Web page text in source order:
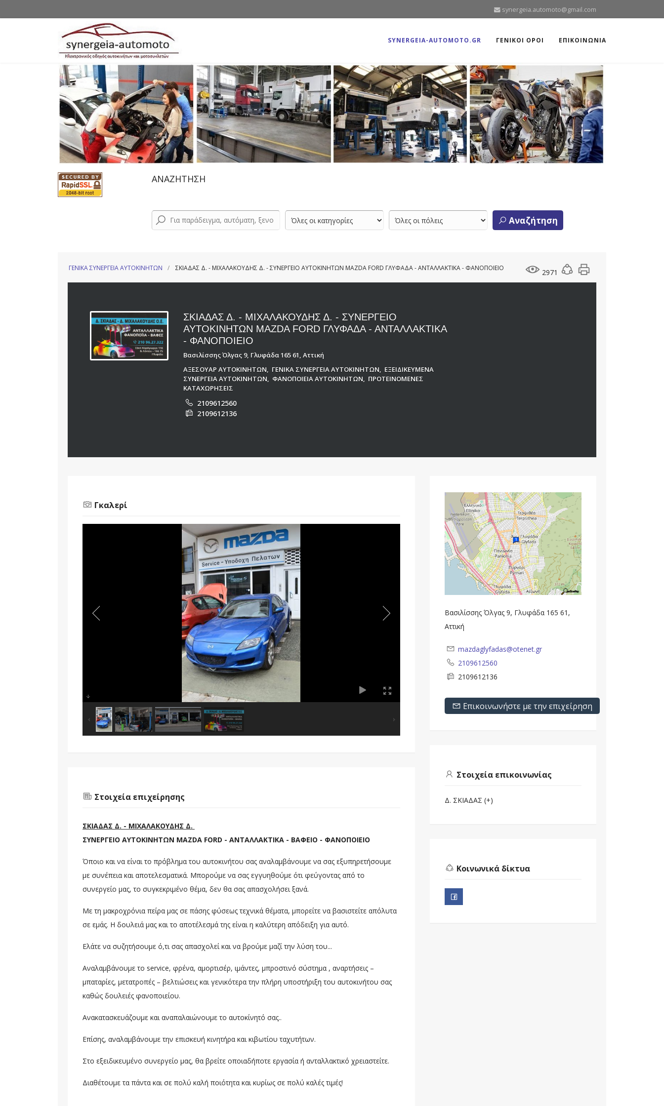
synergeia.automoto@gmail.com
SYNERGEIA-AUTOMOTO.GR ΓΕΝΙΚΟΙ ΟΡΟΙ ΕΠΙΚΟΙΝΩΝΙΑ
ΑΝΑΖΗΤΗΣΗ
Αναζήτηση
2971
ΓΕΝΙΚΑ ΣΥΝΕΡΓΕΙΑ ΑΥΤΟΚΙΝΗΤΩΝ ΣΚΙΑΔΑΣ Δ. - ΜΙΧΑΛΑΚΟΥΔΗΣ Δ. - ΣΥΝΕΡΓΕΙΟ ΑΥΤΟΚΙΝΗΤΩΝ MAZDA FORD ΓΛΥΦΑΔΑ - ΑΝΤΑΛΛΑΚΤΙΚΑ - ΦΑΝΟΠΟΙΕΙΟ
ΣΚΙΑΔΑΣ Δ. - ΜΙΧΑΛΑΚΟΥΔΗΣ Δ. - ΣΥΝΕΡΓΕΙΟ
ΑΥΤΟΚΙΝΗΤΩΝ MAZDA FORD ΓΛΥΦΑΔΑ - ΑΝΤΑΛΛΑΚΤΙΚΑ
- ΦΑΝΟΠΟΙΕΙΟ
Βασιλίσσης Όλγας 9, Γλυφάδα 165 61, Αττική
ΑΞΕΣΟΥΑΡ ΑΥΤΟΚΙΝΗΤΩΝ
ΓΕΝΙΚΑ ΣΥΝΕΡΓΕΙΑ ΑΥΤΟΚΙΝΗΤΩΝ
ΕΞΕΙΔΙΚΕΥΜΕΝΑ
ΣΥΝΕΡΓΕΙΑ ΑΥΤΟΚΙΝΗΤΩΝ
ΦΑΝΟΠΟΙΕΙΑ ΑΥΤΟΚΙΝΗΤΩΝ
ΠΡΟΤΕΙΝΟΜΕΝΕΣ
ΚΑΤΑΧΩΡΗΣΕΙΣ
2109612560
2109612136
Γκαλερί
Στοιχεία επιχείρησης
ΣΚΙΑΔΑΣ Δ. - ΜΙΧΑΛΑΚΟΥΔΗΣ Δ.
ΣΥΝΕΡΓΕΙΟ ΑΥΤΟΚΙΝΗΤΩΝ MAZDA FORD - ΑΝΤΑΛΛΑΚΤΙΚΑ - ΒΑΦΕΙΟ - ΦΑΝΟΠΟΙΕΙΟ
Όποιο και να είναι το πρόβλημα του αυτοκινήτου σας αναλαμβάνουμε να σας εξυπηρετήσουμε
με συνέπεια και αποτελεσματικά. Μπορούμε να σας εγγυηθούμε ότι φεύγοντας από το
συνεργείο μας, το συγκεκριμένο θέμα, δεν θα σας απασχολήσει ξανά.
Με τη μακροχρόνια πείρα μας σε πάσης φύσεως τεχνικά θέματα, μπορείτε να βασιστείτε απόλυτα
σε εμάς. Η δουλειά μας και το αποτέλεσμά της είναι η καλύτερη απόδειξη για αυτό.
Ελάτε να συζητήσουμε ό,τι σας απασχολεί και να βρούμε μαζί την λύση του...
Αναλαμβάνουμε το service, φρένα, αμορτισέρ, ιμάντες, μπροστινό σύστημα , αναρτήσεις –
μπαταρίες, μετατροπές – βελτιώσεις και γενικότερα την πλήρη υποστήριξη του αυτοκινήτου σας
καθώς δουλειές φανοποιείου.
Ανακατασκευάζουμε και αναπαλαιώνουμε το αυτοκίνητό σας..
Επίσης, αναλαμβάνουμε την επισκευή κινητήρα και κιβωτίου ταχυτήτων.
Στο εξειδικευμένο συνεργείο μας, θα βρείτε οποιαδήποτε εργασία ή ανταλλακτικό χρειαστείτε.
Διαθέτουμε τα πάντα και σε πολύ καλή ποιότητα και κυρίως σε πολύ καλές τιμές!
Βασιλίσσης Όλγας 9, Γλυφάδα 165 61,
Αττική
mazdaglyfadas@otenet.gr
2109612560
2109612136
Επικοινωνήστε με την επιχείρηση
Στοιχεία επικοινωνίας
Δ. ΣΚΙΑΔΑΣ (+)
Κοινωνικά δίκτυα